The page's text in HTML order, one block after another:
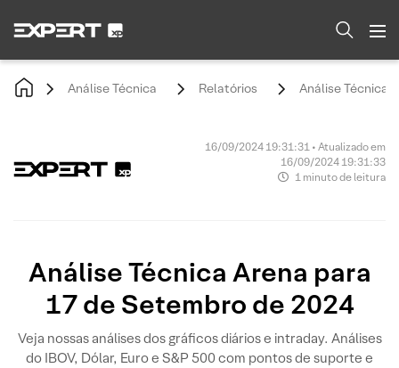
Análise Técnica Relatórios Análise Técnica
16/09/2024 19:31:31 • Atualizado em
16/09/2024 19:31:33
1 minuto de leitura
Análise Técnica Arena para
17 de Setembro de 2024
Veja nossas análises dos gráficos diários e intraday. Análises
do IBOV, Dólar, Euro e S&P 500 com pontos de suporte e